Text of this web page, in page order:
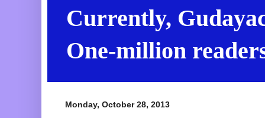
Currently,
One-million
Monday, October 28, 2013